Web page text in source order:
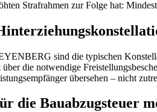
Strafrahmen zur Folge hat:
sind die typischen
die notwendige
übersehen – nicht
die Bauabzugsteuer